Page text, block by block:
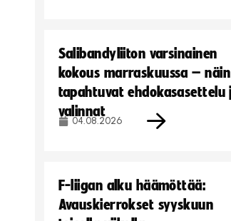
Salibandyliiton varsinainen
kokous marraskuussa – näin
tapahtuvat ehdokasasettelu
valinnat
04.08.2026
F-liigan alku häämöttää:
Avauskierrokset syyskuun